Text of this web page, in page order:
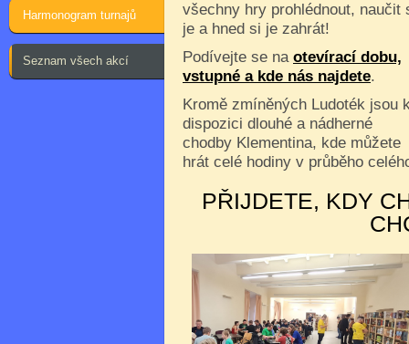
Harmonogram turnajů
Seznam všech akcí
všechny hry prohlédnout, naučit
je a hned si je zahrát!
Podívejte se na otevírací dobu,
vstupné a kde nás najdete.
Kromě zmíněných Ludoték jsou
dispozici dlouhé a nádherné
chodby Klementina, kde můžete
hrát celé hodiny v průběho
PŘIJDETE, KDY